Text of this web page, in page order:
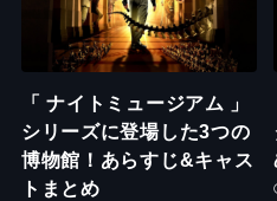
「 ナイトミュージアム 」
シリーズに登場した3つの
博物館！あらすじ&キャス
トまとめ